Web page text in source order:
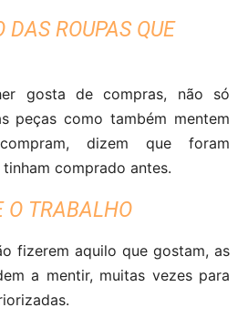
DAS ROUPAS QUE
gosta de compras, não só
peças como também mentem
dizem que foram
comprado antes.
O TRABALHO
fizerem aquilo que gostam, as
a mentir, muitas vezes para